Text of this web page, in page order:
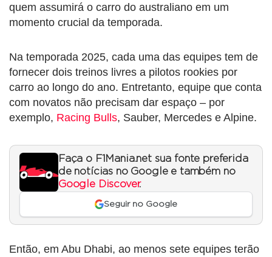
quem assumirá o carro do australiano em um
momento crucial da temporada.
Na temporada 2025, cada uma das equipes tem de
fornecer dois treinos livres a pilotos rookies por
carro ao longo do ano. Entretanto, equipe que conta
com novatos não precisam dar espaço – por
exemplo, Racing Bulls, Sauber, Mercedes e Alpine.
Faça o F1Mania.net sua fonte preferida
de notícias no Google e também no
Google Discover.
Seguir no Google
Então, em Abu Dhabi, ao menos sete equipes terão